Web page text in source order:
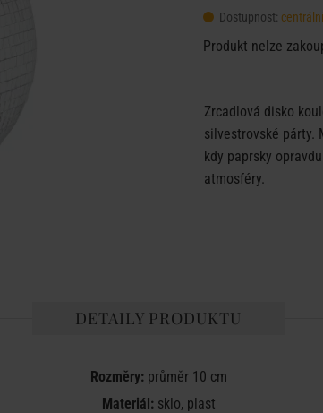
Dostupnost:
Produkt nelze
Zrcadlová disko
silvestrovské párty.
kdy paprsky
atmosféry.
DETAILY PRODUKTU
Rozměry: průměr 10 cm
Materiál:sklo, plast